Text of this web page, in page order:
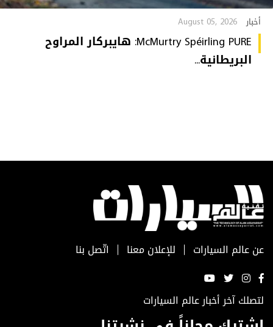
أخبار August 05, 2026
McMurtry Spéirling PURE: هايبركار المراوح
البريطانية...
عن عالم السيارات للإعلان معنا اتّصل بنا
لتصلك آخر أخبار عالم السيارات